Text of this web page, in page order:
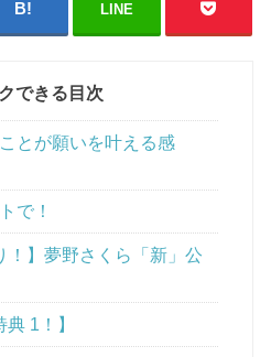
LINE
できる目次
とが願いを叶える感
で！
！】夢野さくら「新」公
1！】